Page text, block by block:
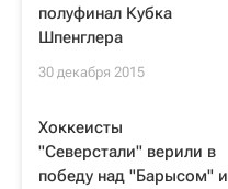
полуфинал Кубка
Шпенглера
30 декабря 2015
Хоккеисты
"Северстали" верили в
победу над "Барысом" и